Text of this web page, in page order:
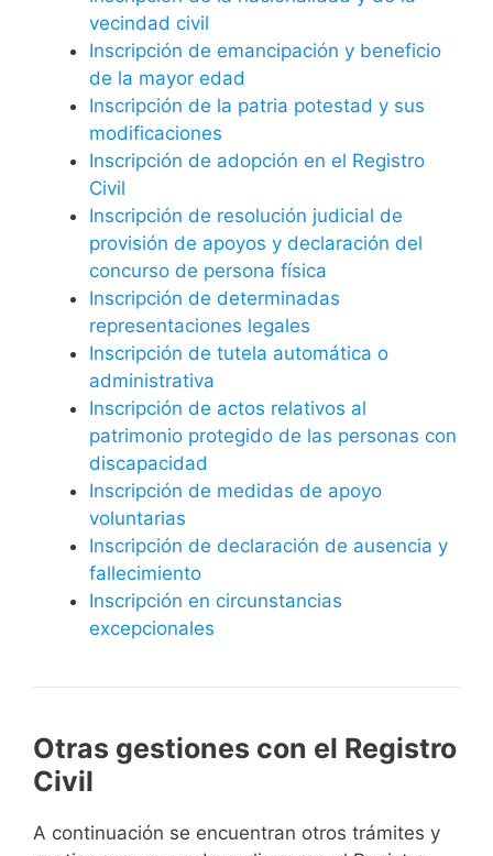
vecindad civil
Inscripción de emancipación y beneficio
de la mayor edad
Inscripción de la patria potestad y sus
modificaciones
Inscripción de adopción en el Registro
Civil
Inscripción de resolución judicial de
provisión de apoyos y declaración del
concurso de persona física
Inscripción de determinadas
representaciones legales
Inscripción de tutela automática o
administrativa
Inscripción de actos relativos al
patrimonio protegido de las personas con
discapacidad
Inscripción de medidas de apoyo
voluntarias
Inscripción de declaración de ausencia y
fallecimiento
Inscripción en circunstancias
excepcionales
Otras gestiones con el Registro
Civil
A continuación se encuentran otros trámites y